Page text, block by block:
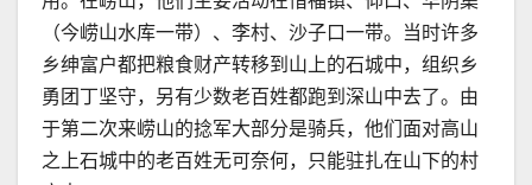
（今崂山水库一带）、李村、沙子口一带。当时许多
乡绅富户都把粮食财产转移到山上的石城中，组织乡
勇团丁坚守，另有少数老百姓都跑到深山中去了。由
于第二次来崂山的捻军大部分是骑兵，他们面对高山
之上石城中的老百姓无可奈何，只能驻扎在山下的村